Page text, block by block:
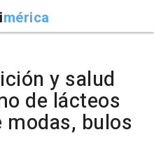
mérica
y salud
de lácteos
bulos